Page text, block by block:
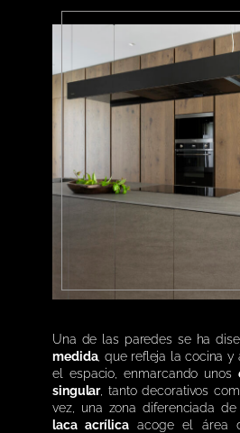
Una de las paredes se ha
medida, que refleja la cocina y
el espacio, enmarcando unos
singular, tanto decorativos
vez, una zona diferenciada
laca acrílicaacoge el área